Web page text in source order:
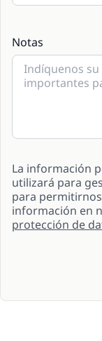
Notas
La información
utilizará para
para
información en
protección de